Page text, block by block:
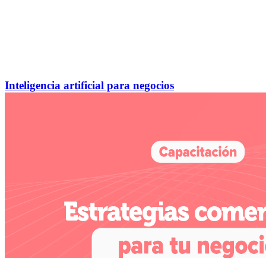
Inteligencia artificial para negocios